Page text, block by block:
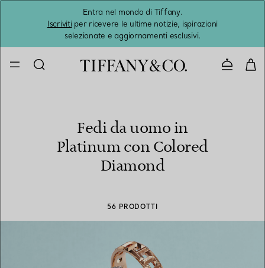
Entra nel mondo di Tiffany.
Iscrivitiper ricevere le ultime notizie, ispirazioni
selezionate e aggiornamenti esclusivi.
Fedi da uomo in
Platinum con Colored
Diamond
56 PRODOTTI